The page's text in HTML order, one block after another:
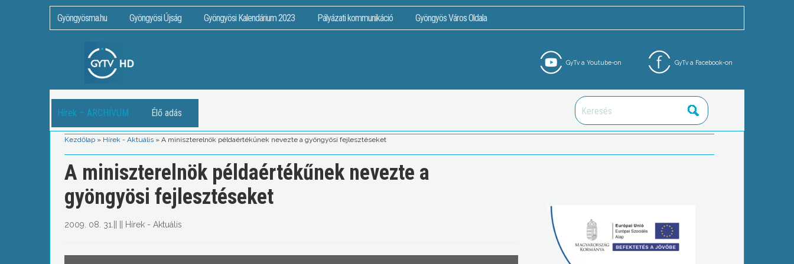
Gyöngyösma.hu Gyöngyösi Újság Gyöngyösi Kalendárium 2023 Pályázati kommunikáció Gyöngyös Város Oldala
GyTv a Facebook-on
GyTv a Youtube-on
Hírek – ARCHÍVUM Élő adás
Kezdőlap » Hírek - Aktuális » A miniszterelnök példaértékűnek nevezte a gyöngyösi fejlesztéseket
A miniszterelnök példaértékűnek nevezte a
gyöngyösi fejlesztéseket
2009. 08. 31. Hírek - Aktuális